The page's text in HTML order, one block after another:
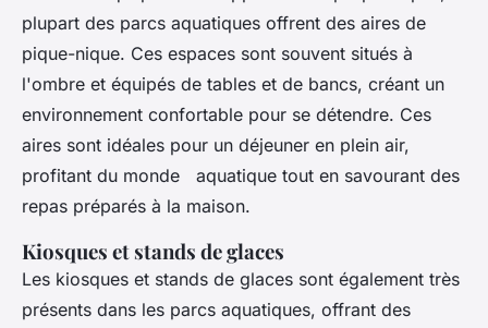
plupart des parcs aquatiques offrent des aires de
pique-nique. Ces espaces sont souvent situés à
l'ombre et équipés de tables et de bancs, créant un
environnement confortable pour se détendre. Ces
aires sont idéales pour un déjeuner en plein air,
profitant du monde aquatique tout en savourant des
repas préparés à la maison.
Kiosques et stands de glaces
Les kiosques et stands de glaces sont également très
présents dans les parcs aquatiques, offrant des